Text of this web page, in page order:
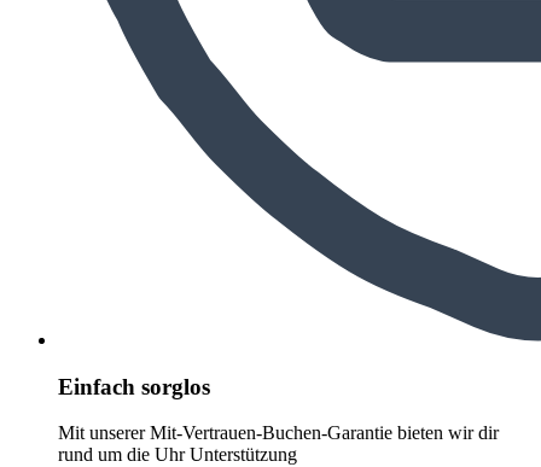
Einfach sorglos
Mit unserer Mit-Vertrauen-Buchen-Garantie bieten wir dir
rund um die Uhr Unterstützung